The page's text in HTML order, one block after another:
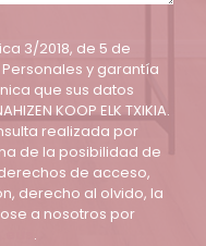
3/2018, de 5 de
y garantía
que sus datos
KOOP ELK TXIKIA.
realizada por
de la posibilidad de
de acceso,
derecho al olvido, la
a nosotros por
.